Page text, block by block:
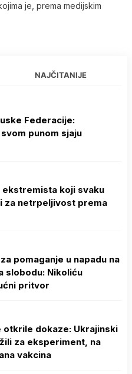
je, prema medijskim
NAJČITANIJE
Federacije:
punom sjaju
ekstremista koji svaku
za netrpeljivost prema
pomaganje u napadu na
slobodu: Nikoliću
pritvor
otkrile dokaze: Ukrajinski
za eksperiment, na
vakcina